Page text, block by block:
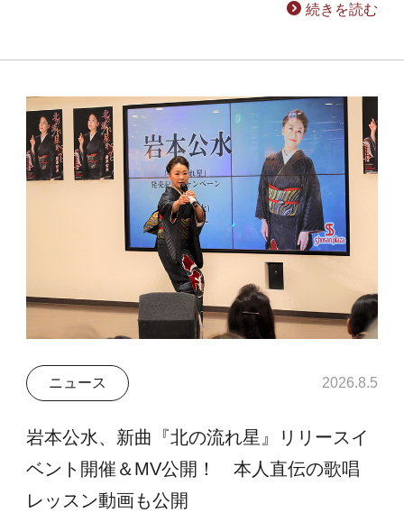
続きを読む
ニュース 2026.8.5
岩本公水、新曲『北の流れ星』リリースイ
ベント開催＆MV公開！ 本人直伝の歌唱
レッスン動画も公開